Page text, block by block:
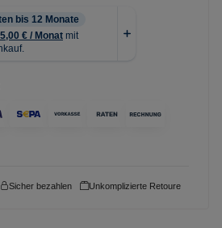
Sicher bezahlen Unkomplizierte Retoure